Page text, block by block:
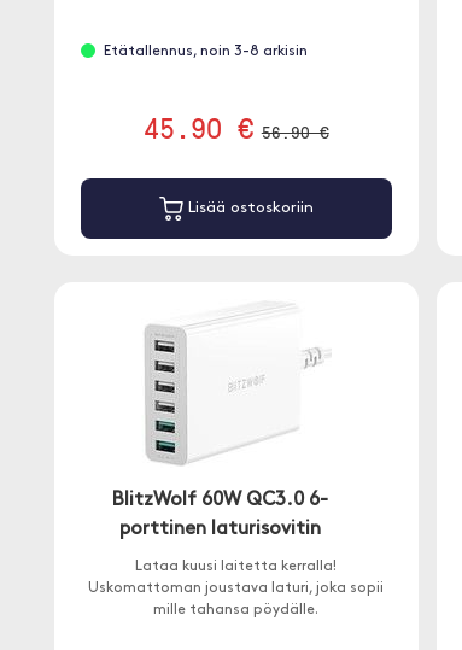
Etätallennus, noin 3-8 arkisin
45.90 € 56.90 €
Lisää ostoskoriin
BlitzWolf 60W QC3.0 6-
porttinen laturisovitin
Lataa kuusi laitetta kerralla!
Uskomattoman joustava laturi, joka sopii
mille tahansa pöydälle.